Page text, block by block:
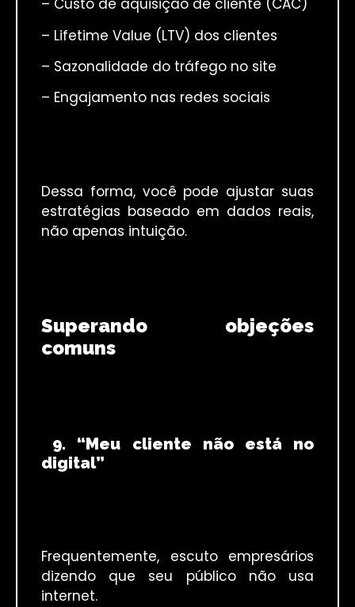
– Custo de aquisição de cliente (CAC)
– Lifetime Value (LTV) dos clientes
– Sazonalidade do tráfego no site
– Engajamento nas redes sociais
Dessa forma, você pode ajustar suas
estratégias baseado em dados reais,
não apenas intuição.
Superando objeções
comuns
9. “Meu cliente não está no
digital”
Frequentemente, escuto empresários
dizendo que seu público não usa
internet.